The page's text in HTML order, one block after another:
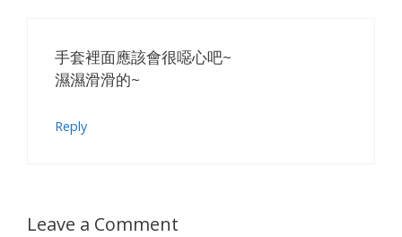
手套裡面應該會很噁心吧~
濕濕滑滑的~
Reply
Leave a Comment